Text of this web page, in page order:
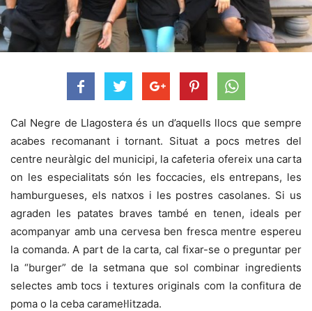
Cal Negre de Llagostera és un d’aquells llocs que sempre
acabes recomanant i tornant. Situat a pocs metres del
centre neuràlgic del municipi, la cafeteria ofereix una carta
on les especialitats són les foccacies, els entrepans, les
hamburgueses, els natxos i les postres casolanes. Si us
agraden les patates braves també en tenen, ideals per
acompanyar amb una cervesa ben fresca mentre espereu
la comanda. A part de la carta, cal fixar-se o preguntar per
la “burger” de la setmana que sol combinar ingredients
selectes amb tocs i textures originals com la confitura de
poma o la ceba caramel·litzada.